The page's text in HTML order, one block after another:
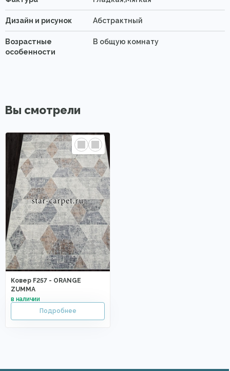
Дизайн и рисунок Абстрактный
Возрастные
особенности
В общую комнату
Вы смотрели
Ковер F257 - ORANGE
ZUMMA